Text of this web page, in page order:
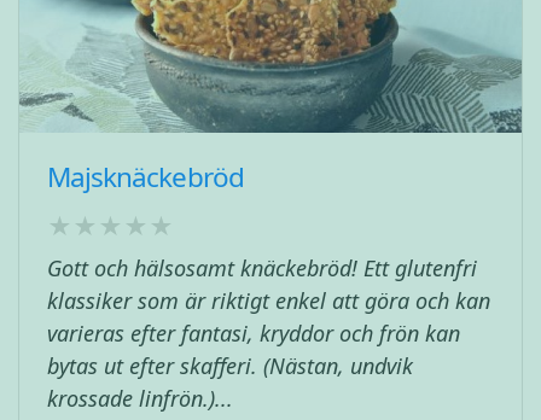
Majsknäckebröd
Gott och hälsosamt knäckebröd! Ett glutenfri
klassiker som är riktigt enkel att göra och kan
varieras efter fantasi, kryddor och frön kan
bytas ut efter skafferi. (Nästan, undvik
krossade linfrön.)...